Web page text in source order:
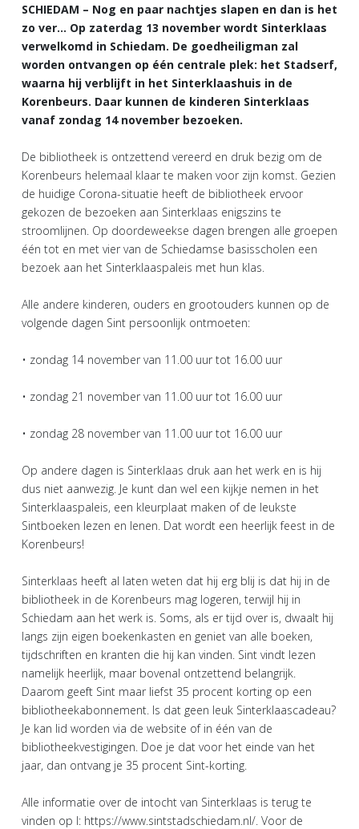
SCHIEDAM – Nog en paar nachtjes slapen en dan is het
zo ver… Op zaterdag 13 november wordt Sinterklaas
verwelkomd in Schiedam. De goedheiligman zal
worden ontvangen op één centrale plek: het Stadserf,
waarna hij verblijft in het Sinterklaashuis in de
Korenbeurs. Daar kunnen de kinderen Sinterklaas
vanaf zondag 14 november bezoeken.
De bibliotheek is ontzettend vereerd en druk bezig om de
Korenbeurs helemaal klaar te maken voor zijn komst. Gezien
de huidige Corona-situatie heeft de bibliotheek ervoor
gekozen de bezoeken aan Sinterklaas enigszins te
stroomlijnen. Op doordeweekse dagen brengen alle groepen
één tot en met vier van de Schiedamse basisscholen een
bezoek aan het Sinterklaaspaleis met hun klas.
Alle andere kinderen, ouders en grootouders kunnen op de
volgende dagen Sint persoonlijk ontmoeten:
• zondag 14 november van 11.00 uur tot 16.00 uur
• zondag 21 november van 11.00 uur tot 16.00 uur
• zondag 28 november van 11.00 uur tot 16.00 uur
Op andere dagen is Sinterklaas druk aan het werk en is hij
dus niet aanwezig. Je kunt dan wel een kijkje nemen in het
Sinterklaaspaleis, een kleurplaat maken of de leukste
Sintboeken lezen en lenen. Dat wordt een heerlijk feest in de
Korenbeurs!
Sinterklaas heeft al laten weten dat hij erg blij is dat hij in de
bibliotheek in de Korenbeurs mag logeren, terwijl hij in
Schiedam aan het werk is. Soms, als er tijd over is, dwaalt hij
langs zijn eigen boekenkasten en geniet van alle boeken,
tijdschriften en kranten die hij kan vinden. Sint vindt lezen
namelijk heerlijk, maar bovenal ontzettend belangrijk.
Daarom geeft Sint maar liefst 35 procent korting op een
bibliotheekabonnement. Is dat geen leuk Sinterklaascadeau?
Je kan lid worden via de website of in één van de
bibliotheekvestigingen. Doe je dat voor het einde van het
jaar, dan ontvang je 35 procent Sint-korting.
Alle informatie over de intocht van Sinterklaas is terug te
vinden op I: https://www.sintstadschiedam.nl/. Voor de